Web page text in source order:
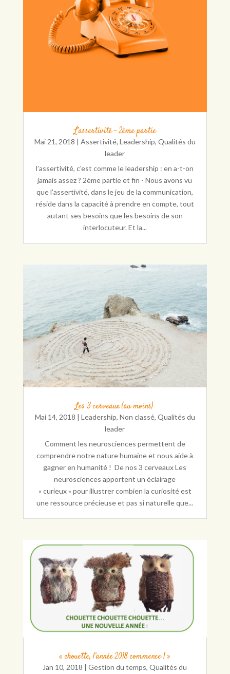
L’assertivité – 2ème partie
Mai 21, 2018 | Assertivité, Leadership, Qualités du
leader
l’assertivité, c'est comme le leadership : en a-t-on
jamais assez ? 2ème partie et fin - Nous avons vu
que l’assertivité, dans le jeu de la communication,
réside dans la capacité à prendre en compte, tout
autant ses besoins que les besoins de son
interlocuteur. Et la...
Les 3 cerveaux (au moins)
Mai 14, 2018 | Leadership, Non classé, Qualités du
leader
Comment les neurosciences permettent de
comprendre notre nature humaine et nous aide à
gagner en humanité ! De nos 3 cerveaux Les
neurosciences apportent un éclairage
« curieux » pour illustrer combien la curiosité est
une ressource précieuse et pas si naturelle que...
« chouette, l’année 2018 commence ! »
Jan 10, 2018 |Gestion du temps,Qualités du